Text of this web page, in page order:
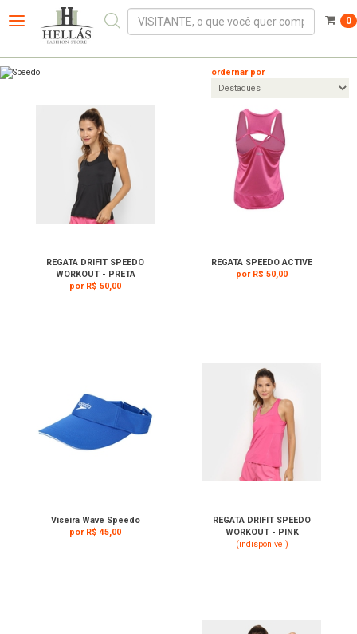
0
Toggle
navigation
ordernar por
REGATA DRIFIT SPEEDO
WORKOUT - PRETA
por R$ 50,00
REGATA SPEEDO ACTIVE
por R$ 50,00
Viseira Wave Speedo
por R$ 45,00
REGATA DRIFIT SPEEDO
WORKOUT - PINK
(indisponível)